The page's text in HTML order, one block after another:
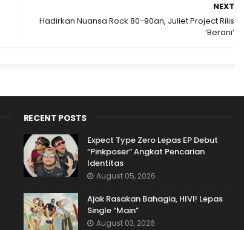
NEXT
Hadirkan Nuansa Rock 80-90an, Juliet Project Rilis
‘Berani’
RECENT POSTS
Expect Type Zero Lepas EP Debut
“Pinkposer” Angkat Pencarian
Identitas
August 05, 2026
Ajak Rasakan Bahagia, HIVI! Lepas
Single “Main”
August 03, 2026